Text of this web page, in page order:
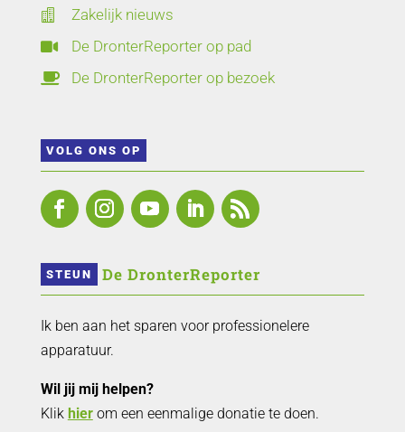
 Zakelijk nieuws
 De DronterReporter op pad
 De DronterReporter op bezoek
VOLG ONS OP
STEUN De DronterReporter
Ik ben aan het sparen voor professionelere
apparatuur.
Wil jij mij helpen?
Klik hierom een eenmalige donatie te doen.